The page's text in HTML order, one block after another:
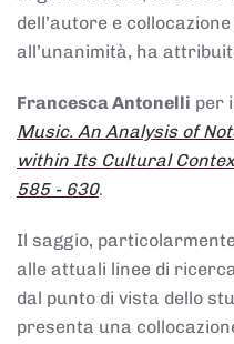
dell’autore e
all’unanimità, ha
Francesca Antonelli per
Music. An Analysis of
within Its Cultural
585 - 630.
Il saggio,
alle attuali linee di
dal punto di vista dello
presenta una